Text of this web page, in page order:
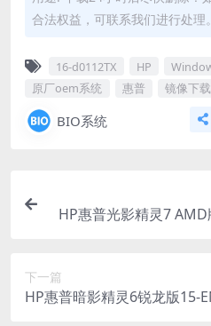
合法权益，可联系我们进行处理。
16-d0112TX HP
原厂oem系统
惠普 镜像下载
BIO系统
HP惠普光影精灵7
下一篇
HP惠普暗影精灵6锐龙版15-